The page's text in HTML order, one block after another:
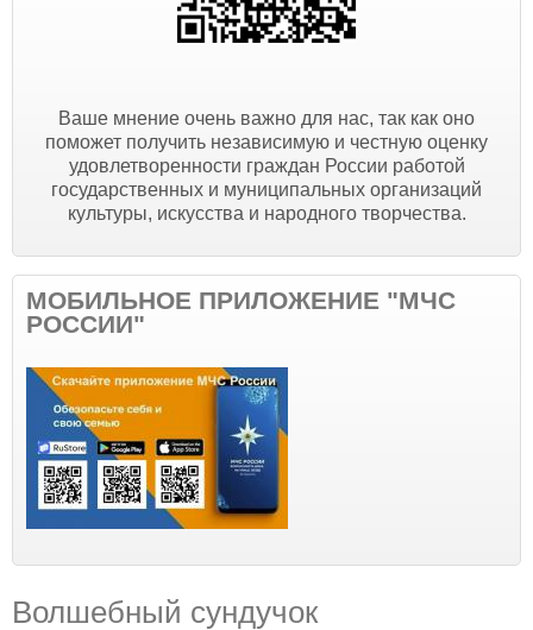
Ваше мнение очень важно для нас, так как оно
поможет получить независимую и честную оценку
удовлетворенности граждан России работой
государственных и муниципальных организаций
культуры, искусства и народного творчества.
МОБИЛЬНОЕ ПРИЛОЖЕНИЕ "МЧС
РОССИИ"
Волшебный сундучок